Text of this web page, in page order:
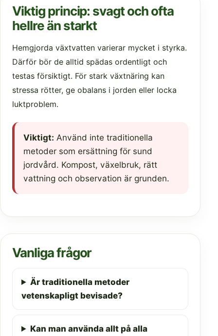
Viktig princip: svagt och ofta
hellre än starkt
Hemgjorda växtvatten varierar mycket i styrka.
Därför bör de alltid spädas ordentligt och
testas försiktigt. För stark växtnäring kan
stressa rötter, ge obalans i jorden eller locka
luktproblem.
Viktigt: Använd inte traditionella
metoder som ersättning för sund
jordvård. Kompost, växelbruk, rätt
vattning och observation är grunden.
Vanliga frågor
Är traditionella metoder
vetenskapligt bevisade?
Kan man använda allt på alla